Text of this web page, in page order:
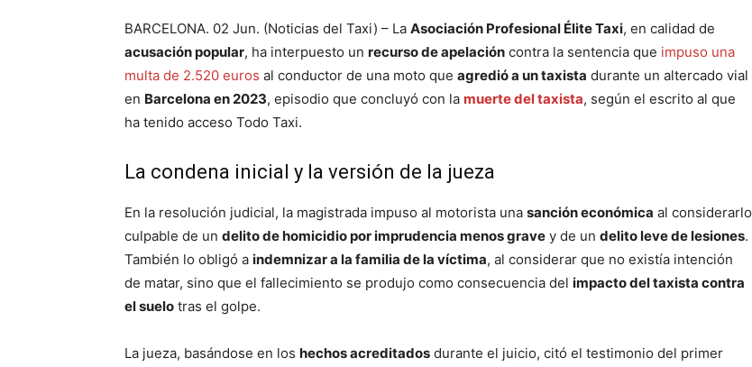
BARCELONA. 02 Jun. (Noticias del Taxi) – La Asociación Profesional Élite Taxi, en calidad de
acusación popular, ha interpuesto un recurso de apelación contra la sentencia que impuso una
multa de 2.520 euros al conductor de una moto que agredió a un taxista durante un altercado vial
en Barcelona en 2023, episodio que concluyó con la muerte del taxista, según el escrito al que
ha tenido acceso Todo Taxi.
La condena inicial y la versión de la jueza
En la resolución judicial, la magistrada impuso al motorista una sanción económica al considerarlo
culpable de un delito de homicidio por imprudencia menos grave y de un delito leve de lesiones.
También lo obligó a indemnizar a la familia de la víctima, al considerar que no existía intención
de matar, sino que el fallecimiento se produjo como consecuencia del impacto del taxista contra
el suelo tras el golpe.
La jueza, basándose en los hechos acreditados durante el juicio, citó el testimonio del primer